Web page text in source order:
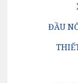
ĐẦU